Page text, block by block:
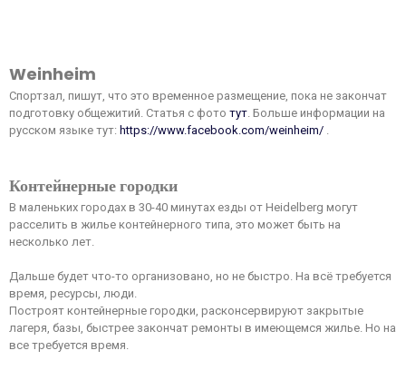
Weinheim
Спортзал, пишут, что это временное размещение, пока не закончат
подготовку общежитий. Статья с фото тут . Больше информации на
русском языке тут: https://www.facebook.com/weinheim/
Контейнерные городки
В маленьких городах в 30-40 минутах езды от Heidelberg могут
расселить в жилье контейнерного типа, это может быть на
несколько лет.
Дальше будет что-то организовано, но не быстро. На всё требуется
время, ресурсы, люди.
Построят контейнерные городки, расконсервируют закрытые
лагеря, базы, быстрее закончат ремонты в имеющемся жилье. Но на
все требуется время.